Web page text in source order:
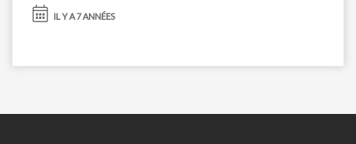
IL Y A 7 ANNÉES